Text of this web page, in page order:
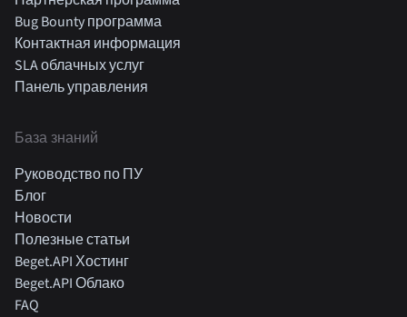
Bug Bounty программа
Контактная информация
SLA облачных услуг
Панель управления
База знаний
Руководство по ПУ
Блог
Новости
Полезные статьи
Beget.API Хостинг
Beget.API Облако
FAQ